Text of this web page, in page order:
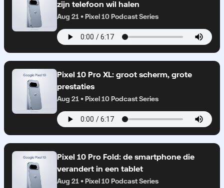
zijn telefoon wil halen
Aug 21 • Pixel 10 Podcast Series
Pixel 10 Pro XL: groot scherm, grote
prestaties
Aug 21 • Pixel 10 Podcast Series
Pixel 10 Pro Fold: de smartphone die
verandert in een tablet
Aug 21 • Pixel 10 Podcast Series